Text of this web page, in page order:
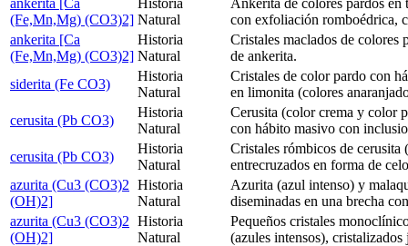
(Fe,Mn,Mg) (CO3)2] Natural
con exfoliación romboédrica,
ankerita [Ca
(Fe,Mn,Mg) (CO3)2]
Historia
Natural
Cristales maclados de colores
de ankerita.
siderita (Fe CO3)
Historia
Natural
Cristales de color pardo con
en limonita (colores
cerusita (Pb CO3)
Historia
Natural
Cerusita (color crema y color
con hábito masivo con
cerusita (Pb CO3)
Historia
Natural
Cristales rómbicos de cerusita
entrecruzados en forma de
azurita (Cu3 (CO3)2
(OH)2]
Historia
Natural
Azurita (azul intenso) y
diseminadas en una brecha
azurita (Cu3 (CO3)2
(OH)2]
Historia
Natural
Pequeños cristales
(azules intensos), cristalizados